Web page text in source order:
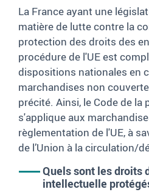
La France ayant une
matière de lutte contre la
protection des droits des
procédure de l'UE est
dispositions nationales en
marchandises non
précité. Ainsi, le Code de
s'applique aux
règlementation de l'UE, à
de l’Union à la circulation/
Quels sont les droits
intellectuelle